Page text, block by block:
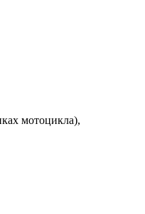
мотоцикла),